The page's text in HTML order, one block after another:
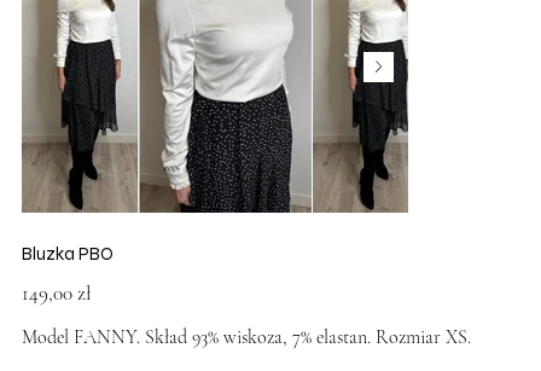
Bluzka PBO
149,00 zł
Model FANNY. Skład 93% wiskoza, 7% elastan. Rozmiar XS.